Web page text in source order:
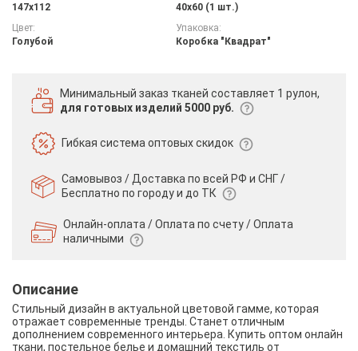
147х112
40х60 (1 шт.)
Цвет:
Голубой
Упаковка:
Коробка "Квадрат"
Минимальный заказ тканей составляет 1 рулон,
для готовых изделий 5000 руб.
Гибкая системаоптовых скидок
Самовывоз / Доставка по всей РФ и СНГ /
Бесплатно по городу и до ТК
Онлайн-оплата / Оплата по счету /Оплата
наличными
Описание
Стильный дизайн в актуальной цветовой гамме, которая
отражает современные тренды. Станет отличным
дополнением современного интерьера. Купить оптом онлайн
ткани, постельное белье и домашний текстиль от